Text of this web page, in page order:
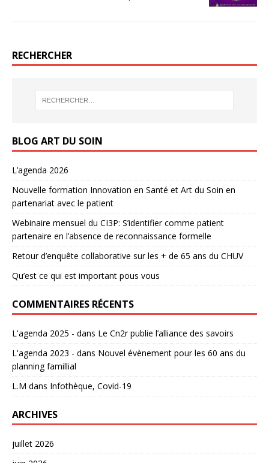
RECHERCHER
BLOG ART DU SOIN
L’agenda 2026
Nouvelle formation Innovation en Santé et Art du Soin en
partenariat avec le patient
Webinaire mensuel du CI3P: S’identifier comme patient
partenaire en l’absence de reconnaissance formelle
Retour d’enquête collaborative sur les + de 65 ans du CHUV
Qu’est ce qui est important pous vous
COMMENTAIRES RÉCENTS
L'agenda 2025 - dans Le Cn2r publie l’alliance des savoirs
L'agenda 2023 - dans Nouvel évènement pour les 60 ans du
planning famillial
L.M dans Infothèque, Covid-19
ARCHIVES
juillet 2026